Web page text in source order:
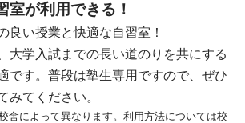
室が利用できる！
良い授業と快適な自習室！
大学入試までの長い道のりを共にする
です。普段は塾生専用ですので、ぜひ
みてください。
舎によって異なります。利用方法については校